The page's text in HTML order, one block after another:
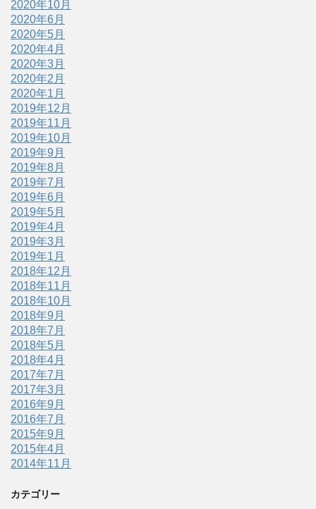
2020年10月
2020年6月
2020年5月
2020年4月
2020年3月
2020年2月
2020年1月
2019年12月
2019年11月
2019年10月
2019年9月
2019年8月
2019年7月
2019年6月
2019年5月
2019年4月
2019年3月
2019年1月
2018年12月
2018年11月
2018年10月
2018年9月
2018年7月
2018年5月
2018年4月
2017年7月
2017年3月
2016年9月
2016年7月
2015年9月
2015年4月
2014年11月
カテゴリー